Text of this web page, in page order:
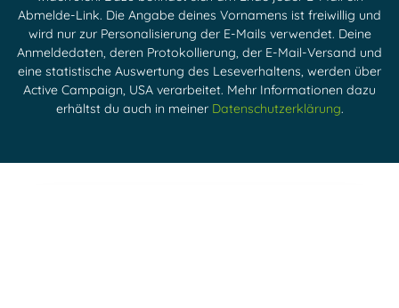
Abmelde-Link. Die Angabe deines Vornamens ist freiwillig und
wird nur zur Personalisierung der E-Mails verwendet. Deine
Anmeldedaten, deren Protokollierung, der E-Mail-Versand und
eine statistische Auswertung des Leseverhaltens, werden über
Active Campaign, USA verarbeitet. Mehr Informationen dazu
erhältst du auch in meiner Datenschutzerklärung.